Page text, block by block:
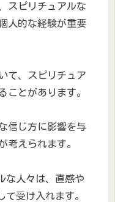
スピリチュアルな
人的な経験が重要
て、スピリチュア
ことがあります。
信じ方に影響を与
考えられます。
な人々は、直感や
て受け入れます。